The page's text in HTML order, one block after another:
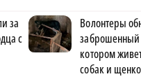
за
с
Волонтеры
котором
собак и